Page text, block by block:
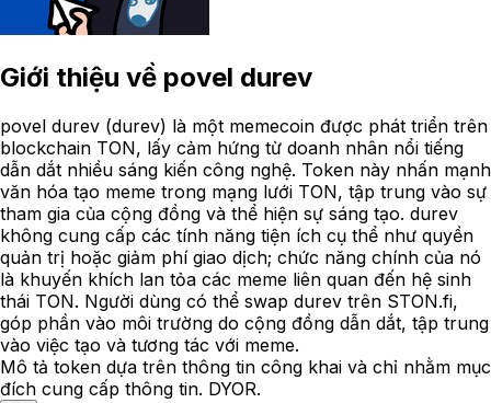
Giới thiệu về povel durev
povel durev (durev) là một memecoin được phát triển trên
blockchain TON, lấy cảm hứng từ doanh nhân nổi tiếng
dẫn dắt nhiều sáng kiến công nghệ. Token này nhấn mạnh
văn hóa tạo meme trong mạng lưới TON, tập trung vào sự
tham gia của cộng đồng và thể hiện sự sáng tạo. durev
không cung cấp các tính năng tiện ích cụ thể như quyền
quản trị hoặc giảm phí giao dịch; chức năng chính của nó
là khuyến khích lan tỏa các meme liên quan đến hệ sinh
thái TON. Người dùng có thể swap durev trên STON.fi,
góp phần vào môi trường do cộng đồng dẫn dắt, tập trung
vào việc tạo và tương tác với meme.
Mô tả token dựa trên thông tin công khai và chỉ nhằm mục
đích cung cấp thông tin. DYOR.